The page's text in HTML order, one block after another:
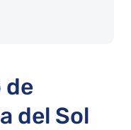
de
del Sol